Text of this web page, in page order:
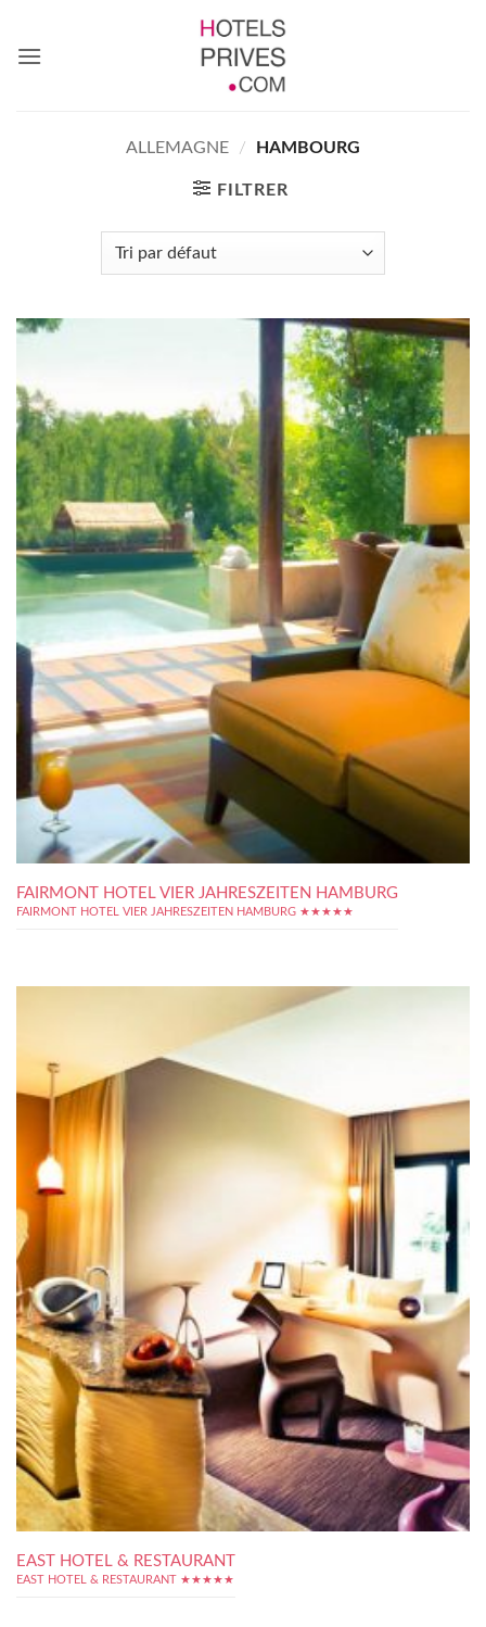
contenu
ALLEMAGNE / HAMBOURG
FILTRER
FAIRMONT HOTEL VIER JAHRESZEITEN HAMBURG
FAIRMONT HOTEL VIER JAHRESZEITEN HAMBURG ★★★★★
EAST HOTEL & RESTAURANT
EAST HOTEL & RESTAURANT ★★★★★